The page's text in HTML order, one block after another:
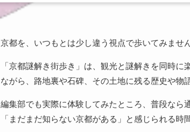
京都を、いつもとは少し違う視点で歩いてみませ
「京都謎解き街歩き」は、観光と謎解きを同時
ながら、路地裏や石碑、その土地に残る歴史や物
編集部でも実際に体験してみたところ、普段なら
「まだまだ知らない京都がある」と感じられる時